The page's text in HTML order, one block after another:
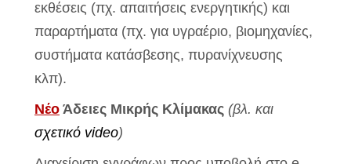
εκθέσεις (πχ. απαιτήσεις ενεργητικής) και
παραρτήματα (πχ. για υγραέριο, βιομηχανίες,
συστήματα κατάσβεσης, πυρανίχνευσης
κλπ).
Νέο Άδειες Μικρής Κλίμακας (βλ. και
σχετικό video)